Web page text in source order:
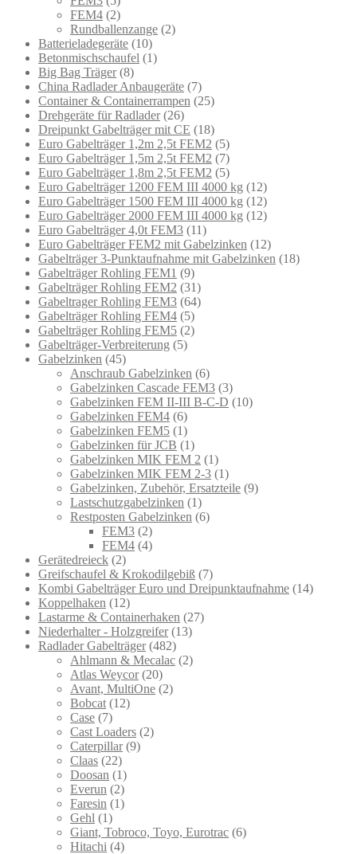
FEM4 (2)
Rundballenzange (2)
Batterieladegeräte (10)
Betonmischschaufel (1)
Big Bag Träger (8)
China Radlader Anbaugeräte (7)
Container & Containerrampen (25)
Drehgeräte für Radlader (26)
Dreipunkt Gabelträger mit CE (18)
Euro Gabelträger 1,2m 2,5t FEM2 (5)
Euro Gabelträger 1,5m 2,5t FEM2 (7)
Euro Gabelträger 1,8m 2,5t FEM2 (5)
Euro Gabelträger 1200 FEM III 4000 kg (12)
Euro Gabelträger 1500 FEM III 4000 kg (12)
Euro Gabelträger 2000 FEM III 4000 kg (12)
Euro Gabelträger 4,0t FEM3 (11)
Euro Gabelträger FEM2 mit Gabelzinken (12)
Gabelträger 3-Punktaufnahme mit Gabelzinken (18)
Gabelträger Rohling FEM1 (9)
Gabelträger Rohling FEM2 (31)
Gabeltrager Rohling FEM3 (64)
Gabelträger Rohling FEM4 (5)
Gabelträger Rohling FEM5 (2)
Gabelträger-Verbreiterung (5)
Gabelzinken (45)
Anschraub Gabelzinken (6)
Gabelzinken Cascade FEM3 (3)
Gabelzinken FEM II-III B-C-D (10)
Gabelzinken FEM4 (6)
Gabelzinken FEM5 (1)
Gabelzinken für JCB (1)
Gabelzinken MIK FEM 2 (1)
Gabelzinken MIK FEM 2-3 (1)
Gabelzinken, Zubehör, Ersatzteile (9)
Lastschutzgabelzinken (1)
Restposten Gabelzinken (6)
FEM3 (2)
FEM4 (4)
Gerätedreieck (2)
Greifschaufel & Krokodilgebiß (7)
Kombi Gabelträger Euro und Dreipunktaufnahme (14)
Koppelhaken (12)
Lastarme & Containerhaken (27)
Niederhalter - Holzgreifer (13)
Radlader Gabelträger (482)
Ahlmann & Mecalac (2)
Atlas Weycor (20)
Avant, MultiOne (2)
Bobcat (12)
Case (7)
Cast Loaders (2)
Caterpillar (9)
Claas (22)
Doosan (1)
Everun (2)
Faresin (1)
Gehl (1)
Giant, Tobroco, Toyo, Eurotrac (6)
Hitachi (4)